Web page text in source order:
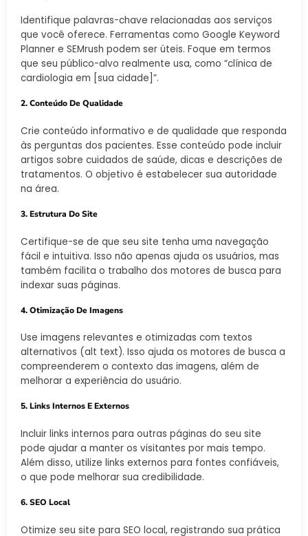
Identifique palavras-chave relacionadas aos serviços
que você oferece. Ferramentas como Google Keyword
Planner e SEMrush podem ser úteis. Foque em termos
que seu público-alvo realmente usa, como “clínica de
cardiologia em [sua cidade]”.
2. Conteúdo De Qualidade
Crie conteúdo informativo e de qualidade que responda
às perguntas dos pacientes. Esse conteúdo pode incluir
artigos sobre cuidados de saúde, dicas e descrições de
tratamentos. O objetivo é estabelecer sua autoridade
na área.
3. Estrutura Do Site
Certifique-se de que seu site tenha uma navegação
fácil e intuitiva. Isso não apenas ajuda os usuários, mas
também facilita o trabalho dos motores de busca para
indexar suas páginas.
4. Otimização De Imagens
Use imagens relevantes e otimizadas com textos
alternativos (alt text). Isso ajuda os motores de busca a
compreenderem o contexto das imagens, além de
melhorar a experiência do usuário.
5. Links Internos E Externos
Incluir links internos para outras páginas do seu site
pode ajudar a manter os visitantes por mais tempo.
Além disso, utilize links externos para fontes confiáveis,
o que pode melhorar sua credibilidade.
6. SEO Local
Otimize seu site para SEO local, registrando sua prática